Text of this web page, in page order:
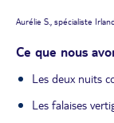
Aurélie S., spécialiste
Ce que nous
Les deux nuits
Les falaises